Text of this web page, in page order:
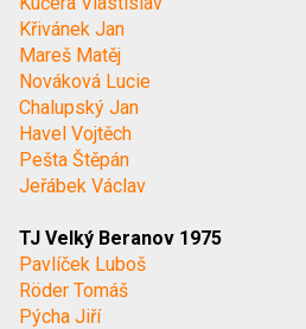
Křivánek Jan
Mareš Matěj
Nováková Lucie
Chalupský Jan
Havel Vojtěch
Pešta Štěpán
Jeřábek Václav
TJ Velký Beranov 1975
Pavlíček Luboš
Röder Tomáš
Pýcha Jiří